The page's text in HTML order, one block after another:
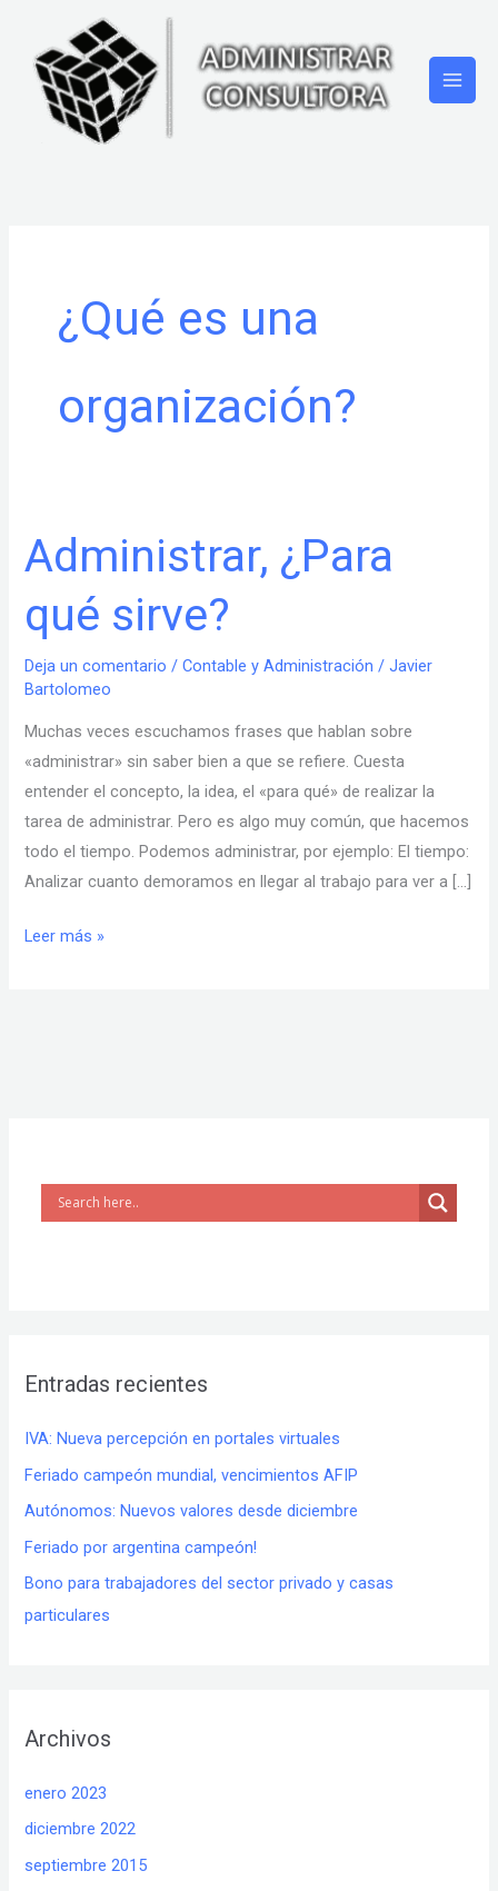
contenido
¿Qué es una
organización?
Administrar, ¿Para
qué sirve?
Deja un comentario /Contable y Administración /Javier
Bartolomeo
Muchas veces escuchamos frases que hablan sobre
«administrar» sin saber bien a que se refiere. Cuesta
entender el concepto, la idea, el «para qué» de realizar la
tarea de administrar. Pero es algo muy común, que hacemos
todo el tiempo. Podemos administrar, por ejemplo: El tiempo:
Analizar cuanto demoramos en llegar al trabajo para ver a […]
Administrar,
¿Para
sirve?
Leer más »
Entradas recientes
IVA: Nueva percepción en portales virtuales
Feriado campeón mundial, vencimientos AFIP
Autónomos: Nuevos valores desde diciembre
Feriado por argentina campeón!
Bono para trabajadores del sector privado y casas
particulares
Archivos
enero 2023
diciembre 2022
septiembre 2015